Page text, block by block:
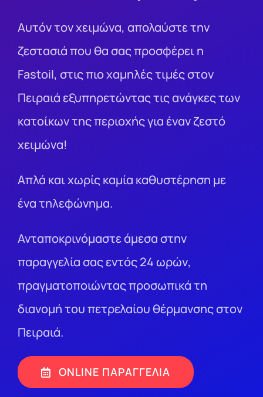
Αυτόν τον χειμώνα, απολαύστε την
ζεστασιά που θα σας προσφέρει η
Fastοil, στις πιο χαμηλές τιμές στον
Πειραιά εξυπηρετώντας τις ανάγκες των
κατοίκων της περιοχής για έναν ζεστό
χειμώνα!
Απλά και χωρίς καμία καθυστέρηση με
ένα τηλεφώνημα.
Ανταποκρινόμαστε άμεσα στην
παραγγελία σας εντός 24 ωρών,
πραγματοποιώντας προσωπικά τη
διανομή του πετρελαίου θέρμανσης στον
Πειραιά.
ONLINE ΠΑΡΑΓΓΕΛΙΑ